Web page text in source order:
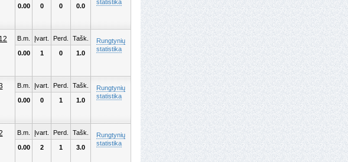
0.00 0 0 0.0
statistika
B.m.
0.00
Įvart.
1
Perd.
0
Tašk.
1.0
Rungtynių
statistika
B.m.
0.00
Įvart.
0
Perd.
1
Tašk.
1.0
Rungtynių
statistika
B.m.
0.00
Įvart.
2
Perd.
1
Tašk.
3.0
Rungtynių
statistika